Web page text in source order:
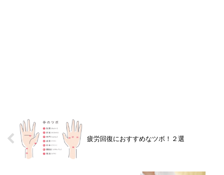
疲労回復におすすめなツボ！２選